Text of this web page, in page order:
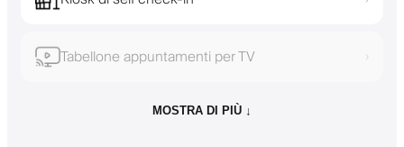
Tabellone appuntamenti per TV ›
MOSTRA DI PIÙ ↓